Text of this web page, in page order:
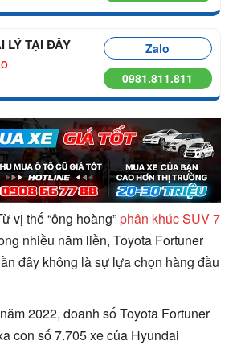
LÝ TẠI ĐÂY
Zalo
0981.811.811
vị thế “ông hoàng”phân khúc SUV 7
nhiều năm liền, Toyota Fortuner
đây không là sự lựa chọn hàng đầu
2022, doanh số Toyota Fortuner
con số 7.705 xe của Hyundai